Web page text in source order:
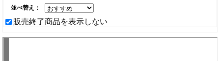
並べ替え：
販売終了商品を表示しない